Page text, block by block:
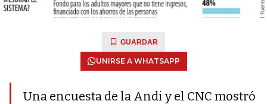
GUARDAR
UNIRSE A WHATSAPP
Una encuesta de la Andi y el CNC mostró